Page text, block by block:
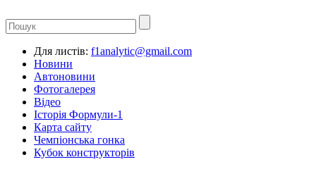
Для листів: f1analytic@gmail.com
Новини
Автоновини
Фотогалерея
Відео
Історія Формули-1
Карта сайту
Чемпіонська гонка
Кубок конструкторів